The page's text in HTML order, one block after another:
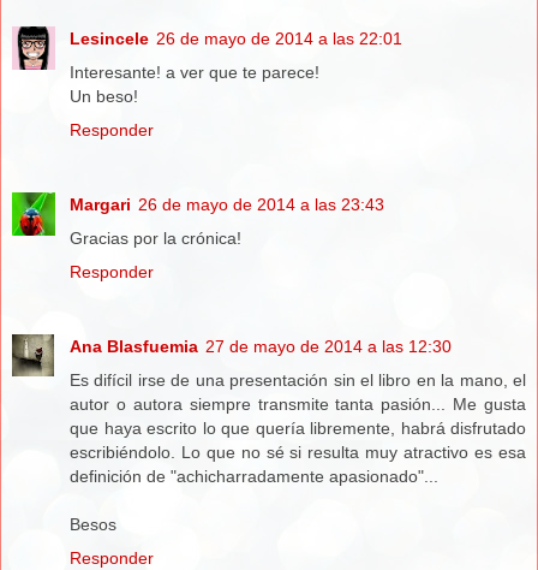
Lesincele 26 de mayo de 2014 a las 22:01
Interesante! a ver que te parece!
Un beso!
Responder
Margari 26 de mayo de 2014 a las 23:43
Gracias por la crónica!
Responder
Ana Blasfuemia 27 de mayo de 2014 a las 12:30
Es difícil irse de una presentación sin el libro en la mano, el
autor o autora siempre transmite tanta pasión... Me gusta
que haya escrito lo que quería libremente, habrá disfrutado
escribiéndolo. Lo que no sé si resulta muy atractivo es esa
definición de "achicharradamente apasionado"...
Besos
Responder